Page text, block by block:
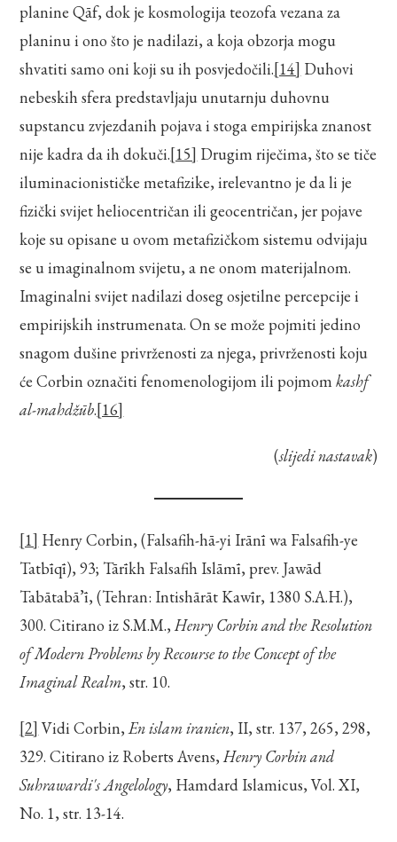
planine Qāf, dok je kosmologija teozofa vezana za
planinu i ono što je nadilazi, a koja obzorja mogu
shvatiti samo oni koji su ih posvjedočili.[14] Duhovi
nebeskih sfera predstavljaju unutarnju duhovnu
supstancu zvjezdanih pojava i stoga empirijska znanost
nije kadra da ih dokuči.[15] Drugim riječima, što se tiče
iluminacionističke metafizike, irelevantno je da li je
fizički svijet heliocentričan ili geocentričan, jer pojave
koje su opisane u ovom metafizičkom sistemu odvijaju
se u imaginalnom svijetu, a ne onom materijalnom.
Imaginalni svijet nadilazi doseg osjetilne percepcije i
empirijskih instrumenata. On se može pojmiti jedino
snagom dušine privrženosti za njega, privrženosti koju
će Corbin označiti fenomenologijom ili pojmomkashf
al-mahdžūb.[16]
(slijedi nastavak)
[1] Henry Corbin, (Falsafih-hā-yi Irānī wa Falsafih-ye
Tatbīqī), 93; Tārīkh Falsafih Islāmī, prev. Jawād
Tabātabā’ī, (Tehran: Intishārāt Kawīr, 1380 S.A.H.),
300. Citirano iz S.M.M.,Henry Corbin and the Resolution
of Modern Problems by Recourse to the Concept of the
Imaginal Realm, str. 10.
[2] Vidi Corbin,En islam iranien, II, str. 137, 265, 298,
329. Citirano iz Roberts Avens,Henry Corbin and
Suhrawardi's Angelology, Hamdard Islamicus, Vol. XI,
No. 1, str. 13-14.